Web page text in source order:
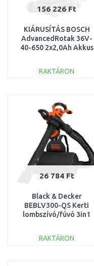
156 226 Ft
KIÁRUSÍTÁS BOSCH
AdvancedRotak 36V-
40-650 2x2,0Ah Akkus
06008B9F01 KIPRÓBÁLT
RAKTÁRON
Összehasonlítás
26 784 Ft
Black & Decker
BEBLV300-QS Kerti
lombszívó/fúvó 3in1
SZERVIZELT
RAKTÁRON